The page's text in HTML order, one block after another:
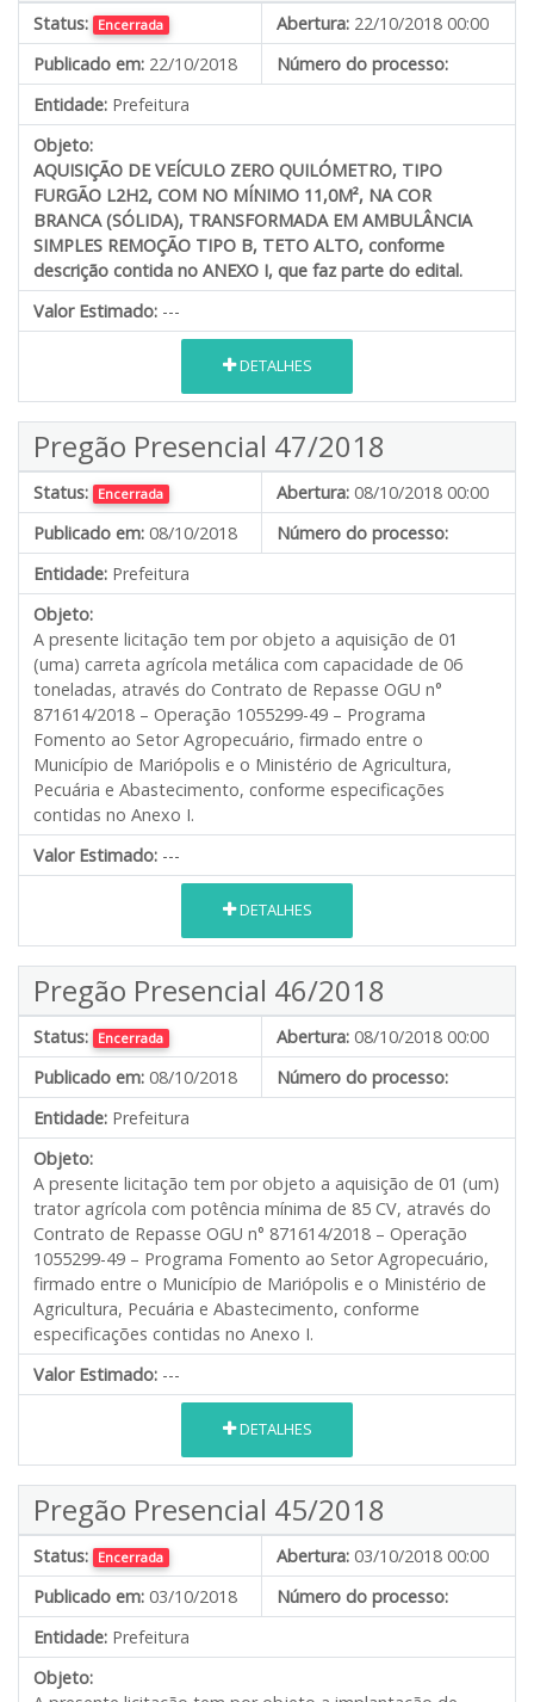
Status: Encerrada Abertura: 22/10/2018 00:00
Publicado em: 22/10/2018
Número do processo:
Entidade: Prefeitura
Objeto:
AQUISIÇÃO DE VEÍCULO ZERO QUILÓMETRO, TIPO
FURGÃO L2H2, COM NO MÍNIMO 11,0M², NA COR
BRANCA (SÓLIDA), TRANSFORMADA EM AMBULÂNCIA
SIMPLES REMOÇÃO TIPO B, TETO ALTO, conforme
descrição contida no ANEXO I, que faz parte do edital.
Valor Estimado: ---
DETALHES
Pregão Presencial 47/2018
Status: Encerrada Abertura: 08/10/2018 00:00
Publicado em: 08/10/2018
Número do processo:
Entidade: Prefeitura
Objeto:
A presente licitação tem por objeto a aquisição de 01
(uma) carreta agrícola metálica com capacidade de 06
toneladas, através do Contrato de Repasse OGU n°
871614/2018 – Operação 1055299-49 – Programa
Fomento ao Setor Agropecuário, firmado entre o
Município de Mariópolis e o Ministério de Agricultura,
Pecuária e Abastecimento, conforme especificações
contidas no Anexo I.
Valor Estimado: ---
DETALHES
Pregão Presencial 46/2018
Status: Encerrada Abertura: 08/10/2018 00:00
Publicado em: 08/10/2018
Número do processo:
Entidade: Prefeitura
Objeto:
A presente licitação tem por objeto a aquisição de 01 (um)
trator agrícola com potência mínima de 85 CV, através do
Contrato de Repasse OGU n° 871614/2018 – Operação
1055299-49 – Programa Fomento ao Setor Agropecuário,
firmado entre o Município de Mariópolis e o Ministério de
Agricultura, Pecuária e Abastecimento, conforme
especificações contidas no Anexo I.
Valor Estimado: ---
DETALHES
Pregão Presencial 45/2018
Status: Encerrada Abertura: 03/10/2018 00:00
Publicado em: 03/10/2018
Número do processo:
Entidade: Prefeitura
Objeto: